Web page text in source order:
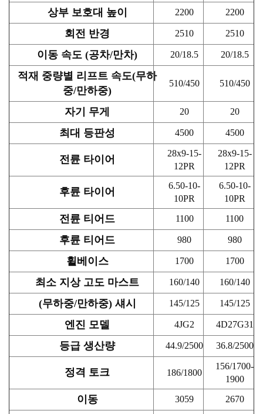
상부 보호대 높이 2200 2200
회전 반경 2510 2510
이동 속도 (공차/만차) 20/18.5 20/18.5
적재 중량별 리프트 속도(무하
중/만하중)
510/450 510/450
자기 무게 20 20
최대 등판성 4500 4500
전륜 타이어
28x9-15-
12PR
28x9-15-
12PR
후륜 타이어
6.50-10-
10PR
6.50-10-
10PR
전륜 티어드 1100 1100
후륜 티어드 980 980
휠베이스 1700 1700
최소 지상 고도 마스트 160/140 160/140
(무하중/만하중) 섀시 145/125 145/125
엔진 모델 4JG2 4D27G31
등급 생산량 44.9/2500 36.8/2500
정격 토크 186/1800
156/1700-
1900
이동 3059 2670